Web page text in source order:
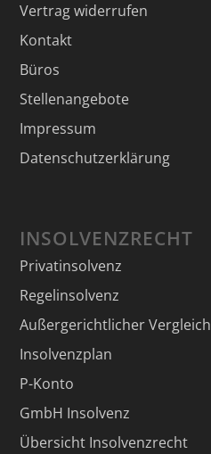
Vertrag widerrufen
Kontakt
Büros
Stellenangebote
Impressum
Datenschutzerklärung
INSOLVENZRECHT
Privatinsolvenz
Regelinsolvenz
Außergerichtlicher Vergleich
Insolvenzplan
P-Konto
GmbH Insolvenz
Übersicht Insolvenzrecht